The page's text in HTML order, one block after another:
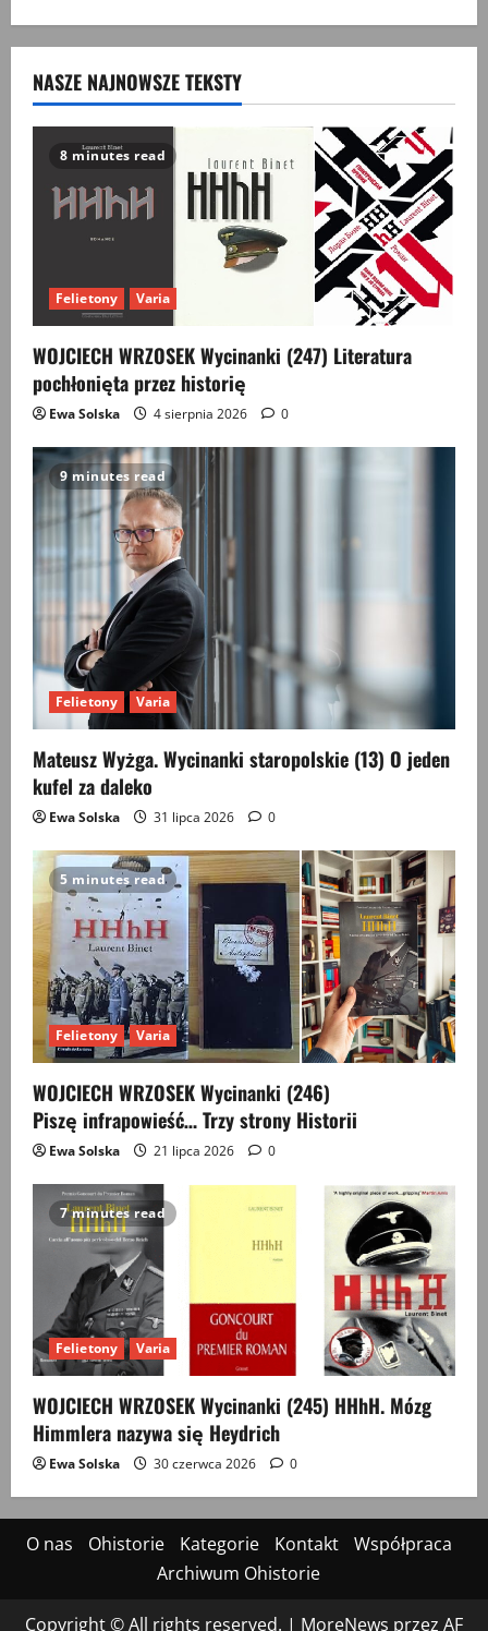
NASZE NAJNOWSZE TEKSTY
8 minutes read
Felietony Varia
WOJCIECH WRZOSEK Wycinanki (247) Literatura
pochłonięta przez historię
Ewa Solska 4 sierpnia 2026 0
9 minutes read
Felietony Varia
Mateusz Wyżga. Wycinanki staropolskie (13) O jeden
kufel za daleko
Ewa Solska 31 lipca 2026 0
5 minutes read
Felietony Varia
WOJCIECH WRZOSEK Wycinanki (246)
Piszę infrapowieść… Trzy strony Historii
Ewa Solska 21 lipca 2026 0
7 minutes read
Felietony Varia
WOJCIECH WRZOSEK Wycinanki (245) HHhH. Mózg
Himmlera nazywa się Heydrich
Ewa Solska 30 czerwca 2026 0
O nas Ohistorie Kategorie Kontakt
Współpraca
Archiwum Ohistorie
Copyright © All rights reserved. | MoreNews przez AF